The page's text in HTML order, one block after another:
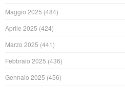
Maggio 2025 (484)
Aprile 2025 (424)
Marzo 2025 (441)
Febbraio 2025 (436)
Gennaio 2025 (456)